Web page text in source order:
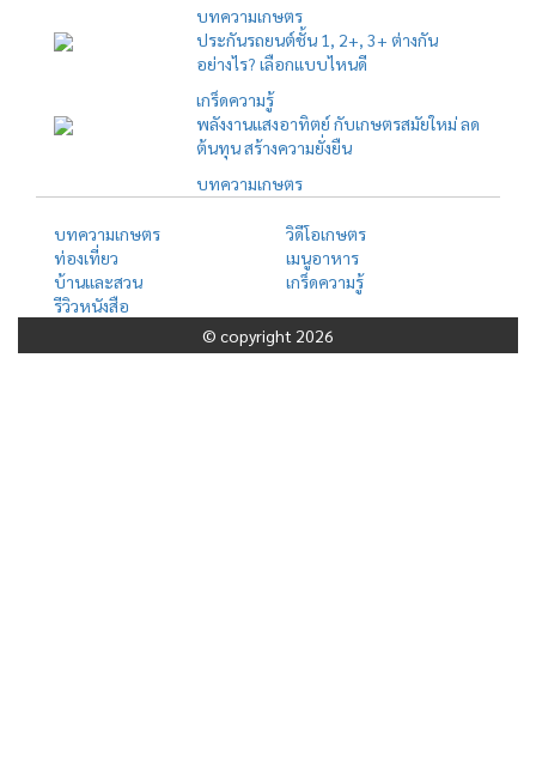
บทความเกษตร
ประกันรถยนต์ชั้น 1, 2+, 3+ ต่างกัน
อย่างไร? เลือกแบบไหนดี
เกร็ดความรู้
พลังงานแสงอาทิตย์ กับเกษตรสมัยใหม่ ลด
ต้นทุน สร้างความยั่งยืน
บทความเกษตร
บทความเกษตร
วิดีโอเกษตร
ท่องเที่ยว
เมนูอาหาร
บ้านและสวน
เกร็ดความรู้
รีวิวหนังสือ
© copyright 2026